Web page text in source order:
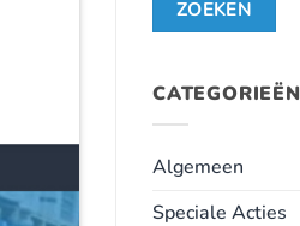
CATEGORIEËN
Algemeen
Speciale Acties